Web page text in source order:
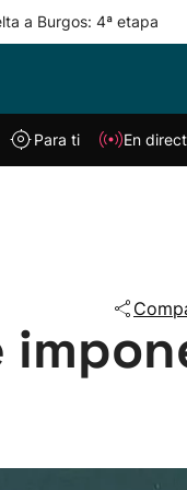
a Burgos: 4ª etapa
Klisk
Para ti En